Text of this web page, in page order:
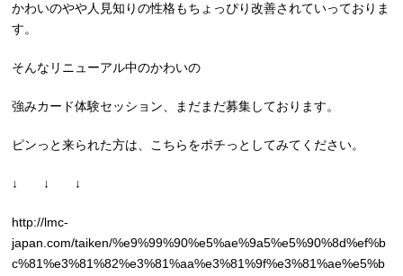
かわいのやや人見知りの性格もちょっぴり改善されていっておりま
す。
そんなリニューアル中のかわいの
強みカード体験セッション、まだまだ募集しております。
ピンっと来られた方は、こちらをポチっとしてみてください。
↓ ↓ ↓
http://lmc-
japan.com/taiken/%e9%99%90%e5%ae%9a5%e5%90%8d%ef%b
c%81%e3%81%82%e3%81%aa%e3%81%9f%e3%81%ae%e5%b